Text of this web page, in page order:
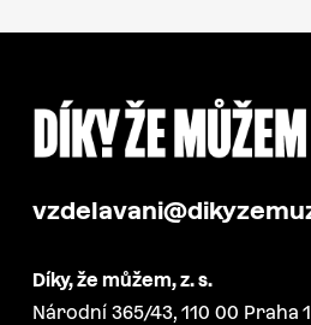
Díky, že můžem, z. s.
Národní 365/43, 110 00 Praha 1